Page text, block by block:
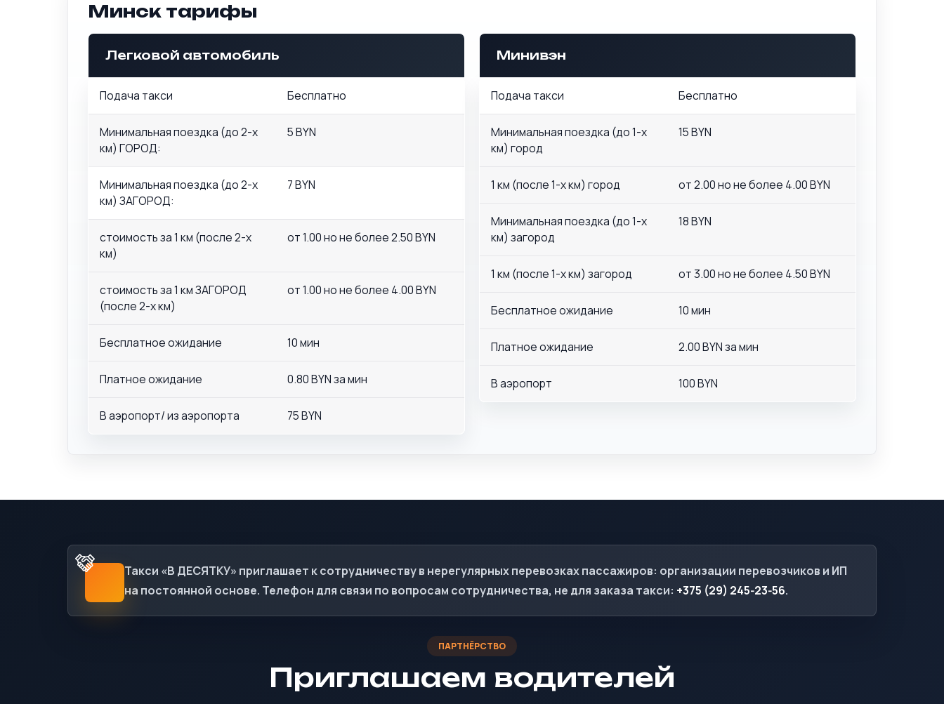
Минск тарифы
Легковой автомобиль
Подача такси Бесплатно
Минимальная поездка (до 2-х
км) ГОРОД:
5 BYN
Минимальная поездка (до 2-х
км) ЗАГОРОД:
7 BYN
стоимость за 1 км (после 2-х
км)
от 1.00 но не более 2.50 BYN
стоимость за 1 км ЗАГОРОД
(после 2-х км)
от 1.00 но не более 4.00 BYN
Бесплатное ожидание 10 мин
Платное ожидание 0.80 BYN за мин
В аэропорт/ из аэропорта 75 BYN
Минивэн
Подача такси Бесплатно
Минимальная поездка (до 1-х
км) город
15 BYN
1 км (после 1-х км) город от 2.00 но не более 4.00 BYN
Минимальная поездка (до 1-х
км) загород
18 BYN
1 км (после 1-х км) загород от 3.00 но не более 4.50 BYN
Бесплатное ожидание 10 мин
Платное ожидание 2.00 BYN за мин
В аэропорт 100 BYN
Такси «В ДЕСЯТКУ» приглашает к сотрудничеству в нерегулярных перевозках пассажиров: организации перевозчиков и ИП
на постоянной основе. Телефон для связи по вопросам сотрудничества, не для заказа такси: +375 (29) 245‑23‑56.
Приглашаем водителей